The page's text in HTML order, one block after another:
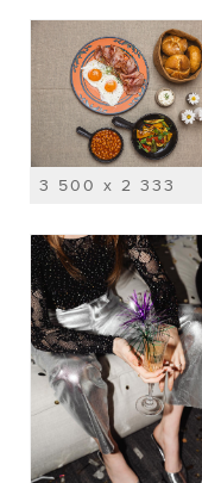
3 500 x 2 333